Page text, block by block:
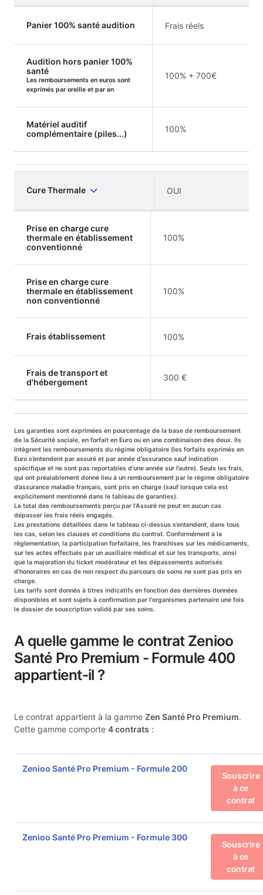
Panier 100% santé audition Frais réels
Audition hors panier 100%
santé
Les remboursements en euros sont
exprimés par oreille et par an
100% + 700€
Matériel auditif
complémentaire (piles...)
100%
Cure Thermale OUI
Prise en charge cure
thermale en établissement
conventionné
100%
Prise en charge cure
thermale en établissement
non conventionné
100%
Frais établissement 100%
Frais de transport et
d'hébergement
300 €
Les garanties sont exprimées en pourcentage de la base de remboursement
de la Sécurité sociale, en forfait en Euro ou en une combinaison des deux. Ils
intègrent les remboursements du régime obligatoire (les forfaits exprimés en
Euro s’entendent par assuré et par année d’assurance sauf indication
spécifique et ne sont pas reportables d’une année sur l’autre). Seuls les frais,
qui ont préalablement donné lieu à un remboursement par le régime obligatoire
d’assurance maladie français, sont pris en charge (sauf lorsque cela est
explicitement mentionné dans le tableau de garanties).
Le total des remboursements perçu par l’Assuré ne peut en aucun cas
dépasser les frais réels engagés.
Les prestations détaillées dans le tableau ci-dessus s’entendent, dans tous
les cas, selon les clauses et conditions du contrat. Conformément à la
règlementation, la participation forfaitaire, les franchises sur les médicaments,
sur les actes effectués par un auxiliaire médical et sur les transports, ainsi
que la majoration du ticket modérateur et les dépassements autorisés
d’honoraires en cas de non respect du parcours de soins ne sont pas pris en
charge.
Les tarifs sont donnés à titres indicatifs en fonction des dernières données
disponibles et sont sujets à confirmation par l'organismes partenaire une fois
le dossier de souscription validé par ses soins.
A quelle gamme le contrat Zenioo
Santé Pro Premium - Formule 400
appartient-il ?
Le contrat appartient à la gamme Zen Santé Pro Premium.
Cette gamme comporte 4 contrats :
Zenioo Santé Pro Premium - Formule 200
Souscrire
à ce
contrat
Zenioo Santé Pro Premium - Formule 300
Souscrire
à ce
contrat